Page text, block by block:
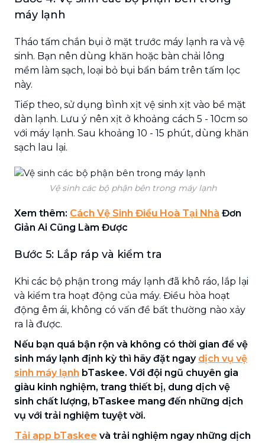
máy lạnh
Tháo tấm chắn bụi ở mặt trước máy lạnh ra và vệ
sinh. Bạn nên dùng khăn hoặc bàn chải lông
mềm làm sạch, loại bỏ bụi bẩn bám trên tấm lọc
này.
Tiếp theo, sử dụng bình xịt vệ sinh xịt vào bề mặt
dàn lạnh. Lưu ý nên xịt ở khoảng cách 5 - 10cm so
với máy lạnh. Sau khoảng 10 - 15 phút, dùng khăn
sạch lau lại.
Vệ sinh các bộ phận bên trong máy lạnh
Xem thêm: Cách Vệ Sinh Điều Hoà Tại Nhà Đơn
Giản Ai Cũng Làm Được
Bước 5: Lắp ráp và kiểm tra
Khi các bộ phận trong máy lạnh đã khô ráo, lắp lại
và kiểm tra hoạt động của máy. Điều hòa hoạt
động êm ái, không có vấn đề bất thường nào xảy
ra là được.
Nếu bạn quá bận rộn và không có thời gian để vệ
sinh máy lạnh định kỳ thì hãy đặt ngay dịch vụ vệ
sinh máy lạnh bTaskee. Với đội ngũ chuyên gia
giàu kinh nghiệm, trang thiết bị, dung dịch vệ
sinh chất lượng, bTaskee mang đến những dịch
vụ với trải nghiệm tuyệt vời.
Tải app bTaskee và trải nghiệm ngay những dịch